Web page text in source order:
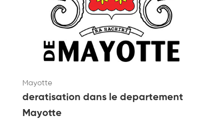
Mayotte
deratisation dans le departement
Mayotte